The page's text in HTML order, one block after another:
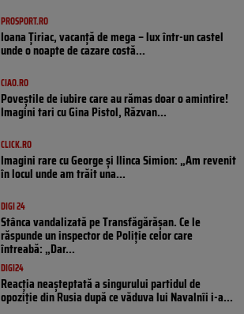
PROSPORT.RO
Ioana Țiriac, vacanță de mega – lux într-un castel
unde o noapte de cazare costă...
CIAO.RO
Poveştile de iubire care au rămas doar o amintire!
Imagini tari cu Gina Pistol, Răzvan...
CLICK.RO
Imagini rare cu George și Ilinca Simion: „Am revenit
în locul unde am trăit una...
DIGI 24
Stânca vandalizată pe Transfăgărășan. Ce le
răspunde un inspector de Poliție celor care
întreabă: „Dar...
DIGI24
Reacția neașteptată a singurului partidul de
opoziţie din Rusia după ce văduva lui Navalnîi i-a...